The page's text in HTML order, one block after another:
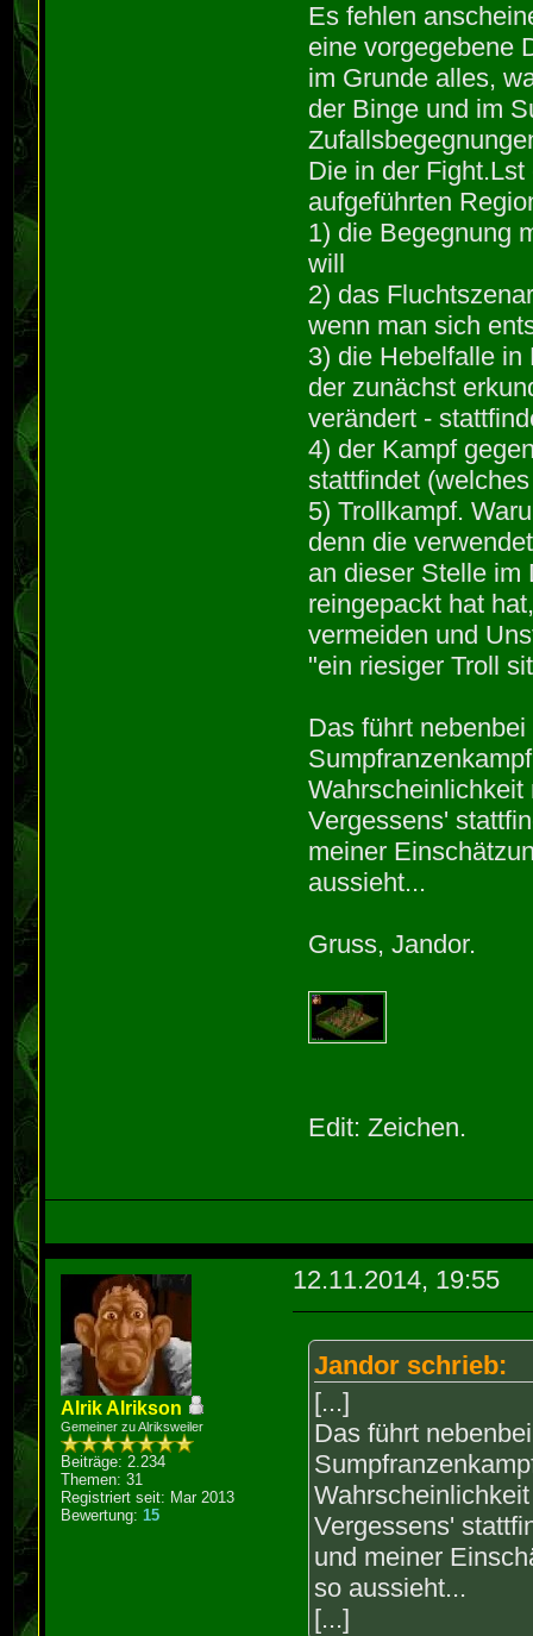
Es fehlen
eine vorgegebene
im Grunde alles,
der Binge und im
Die in der
aufgeführten
1) die Begegnung
will
2) das
wenn man sich
3) die Hebelfalle
der zunächst
verändert -
4) der Kampf
stattfindet
5) Trollkampf.
denn die
an dieser Stelle im
reingepackt hat
vermeiden und
"ein riesiger Troll
Das führt
Vergessens'
meiner
aussieht...
Gruss, Jandor.
Edit: Zeichen.
Alrik Alrikson
Gemeiner zu Alriksweiler
Beiträge: 2.234
Themen: 31
Registriert seit: Mar 2013
Bewertung:15
12.11.2014, 19:55
Jandor schrieb:
[...]
Das führt
Vergessens'
und meiner
so aussieht...
[...]